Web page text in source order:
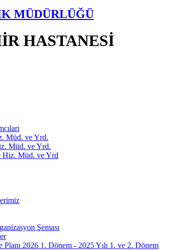
MÜDÜRLÜĞÜ
HASTANESİ
Müd. ve Yrd.
Müd. ve Yrd.
Hiz. Müd. ve Yrd
Şeması
Planı 2026 1. Dönem - 2025 Yılı 1. ve 2. Dönem